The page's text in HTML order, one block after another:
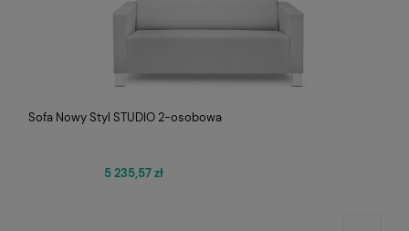
Sofa Nowy Styl STUDIO 2-osobowa
5 235,57 zł